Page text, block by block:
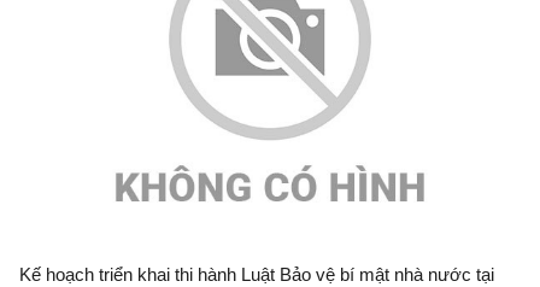
Kế hoạch triển khai thi hành Luật Bảo vệ bí mật nhà nước tại